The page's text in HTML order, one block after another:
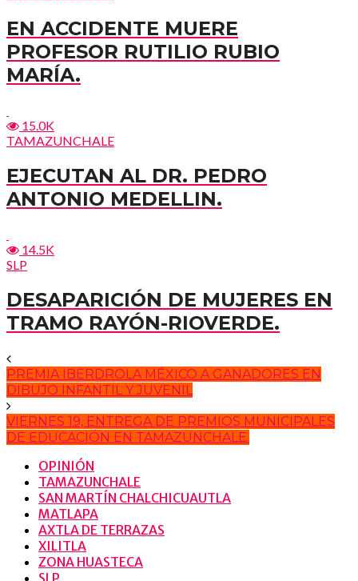
EN ACCIDENTE MUERE
PROFESOR RUTILIO RUBIO
MARÍA.
15.0K
TAMAZUNCHALE
EJECUTAN AL DR. PEDRO
ANTONIO MEDELLIN.
14.5K
SLP
DESAPARICIÓN DE MUJERES EN
TRAMO RAYÓN-RIOVERDE.
PREMIA IBERDROLA MÉXICO A GANADORES EN
DIBUJO INFANTIL Y JUVENIL
VIERNES 19, ENTREGA DE PREMIOS MUNICIPALES
DE EDUCACIÓN EN TAMAZUNCHALE.
OPINIÓN
TAMAZUNCHALE
SAN MARTÍN CHALCHICUAUTLA
MATLAPA
AXTLA DE TERRAZAS
XILITLA
ZONA HUASTECA
SLP